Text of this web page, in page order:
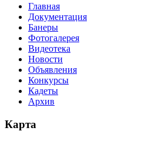
Главная
Документация
Банеры
Фотогалерея
Видеотека
Новости
Объявления
Конкурсы
Кадеты
Архив
Карта